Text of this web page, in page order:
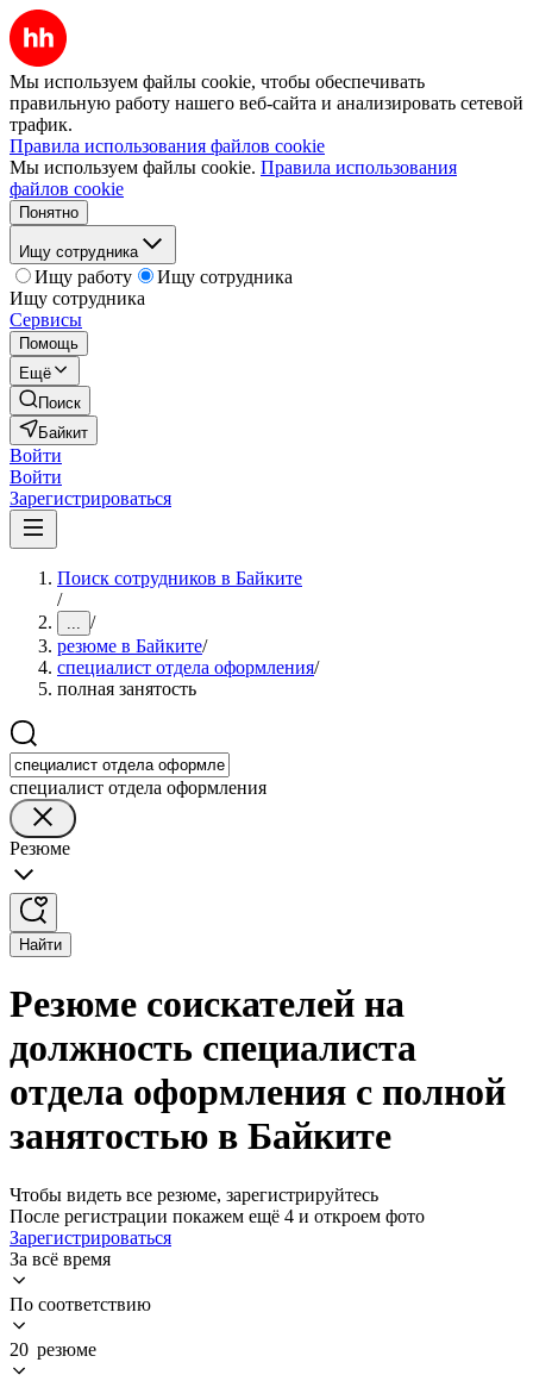
Мы используем файлы cookie, чтобы обеспечивать
правильную работу нашего веб-сайта и анализировать сетевой
трафик.
Правила использования файлов cookie
Мы используем файлы cookie. Правила использования
файлов cookie
Понятно
Ищу сотрудника
Ищу работу
Ищу сотрудника
Ищу сотрудника
Сервисы
Помощь
Ещё
Поиск
Байкит
Войти
Войти
Зарегистрироваться
Поиск сотрудников в Байките
/
... /
резюме в Байките/
специалист отдела оформления/
полная занятость
специалист отдела оформления
Резюме
Найти
Резюме соискателей на
должность специалиста
отдела оформления с полной
занятостью в Байките
Чтобы видеть все резюме, зарегистрируйтесь
После регистрации покажем ещё 4 и откроем фото
Зарегистрироваться
За всё время
По соответствию
20 резюме